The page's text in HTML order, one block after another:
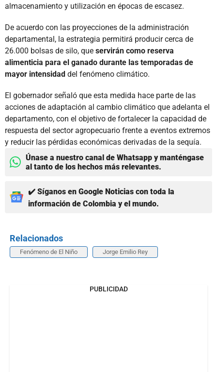
almacenamiento y utilización en épocas de escasez.
De acuerdo con las proyecciones de la administración
departamental, la estrategia permitirá producir cerca de
26.000 bolsas de silo, que servirán como reserva
alimenticia para el ganado durante las temporadas de
mayor intensidad del fenómeno climático.
El gobernador señaló que esta medida hace parte de las
acciones de adaptación al cambio climático que adelanta el
departamento, con el objetivo de fortalecer la capacidad de
respuesta del sector agropecuario frente a eventos extremos
y reducir las pérdidas económicas derivadas de la sequía.
Únase a nuestro canal de Whatsapp y manténgase
al tanto de los hechos más relevantes.
✔️ Síganos en Google Noticias con toda la
información de Colombia y el mundo.
Relacionados
Fenómeno de El Niño Jorge Emilio Rey
PUBLICIDAD